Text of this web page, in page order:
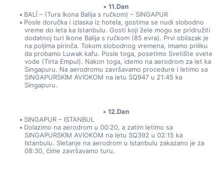
11.Dan
BALİ – (Tura Ikona Balija s ručkom) – SINGAPUR
Posle doručka i izlaska iz hotela, gostima se nudi slobodno
vreme do leta ka Istanbulu. Gosti koji žele mogu se pridružiti
dodatnoj turi Ikone Balija s ručkom (85 evra). Prvi obilazak je
na poljima pirinča. Tokom slobodnog vremena, imamo priliku
da probamo Luwak kafu. Posle toga, posetimo Svetište svete
vode (Tirta Empul). Nakon toga, idemo na aerodrom za let ka
Singapuru. Na aerodromu završavamo procedure i letimo sa
SINGAPURSKIM AVIOKOM na letu SQ947 u 21:45 ka
Singapuru.
12.Dan
SINGAPUR – ISTANBUL
Dolazimo na aerodrom u 00:20, a zatim letimo sa
SINGAPURSKIM AVIOKOM na letu SQ392 u 02:15 ka
Istanbulu. Sletanje na aerodrom u Istanbulu zakazano je za
08:30, čime završavamo turu.